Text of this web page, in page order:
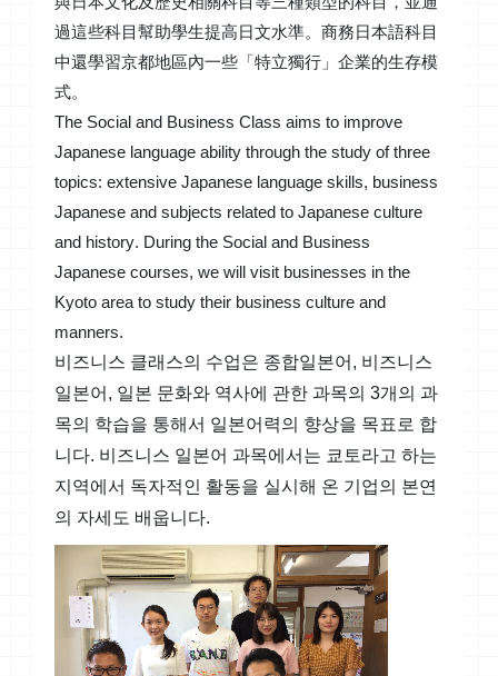
過這些科目幫助學生提高日文水準。商務日本語科目
中還學習京都地區內一些「特立獨行」企業的生存模
式。
The Social and Business Class aims to improve
Japanese language ability through the study of three
topics: extensive Japanese language skills, business
Japanese and subjects related to Japanese culture
and history. During the Social and Business
Japanese courses, we will visit businesses in the
Kyoto area to study their business culture and
manners.
비즈니스 클래스의 수업은 종합일본어, 비즈니스
일본어, 일본 문화와 역사에 관한 과목의 3개의 과
목의 학습을 통해서 일본어력의 향상을 목표로 합
니다. 비즈니스 일본어 과목에서는 쿄토라고 하는
지역에서 독자적인 활동을 실시해 온 기업의 본연
의 자세도 배웁니다.